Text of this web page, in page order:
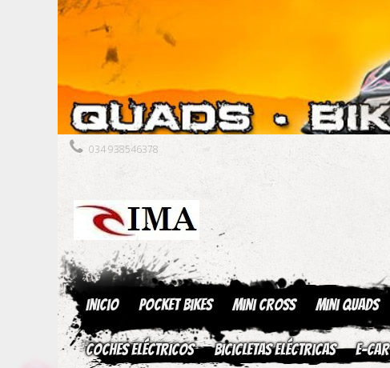
034 938546378
Inicio Pocket Bikes Mini Cross Mini Quads
Coches Eléctricos Bicicletas Eléctricas E-CAR